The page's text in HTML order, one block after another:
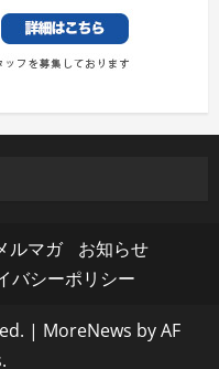
ルマガ
お知らせ
バシーポリシー
| MoreNews by AF